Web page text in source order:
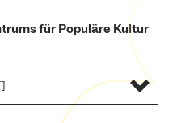
für Populäre Kultur